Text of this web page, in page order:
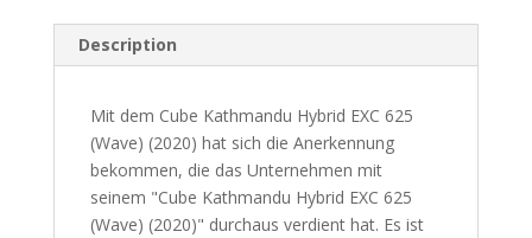
Description
Mit dem Cube Kathmandu Hybrid EXC 625
(Wave) (2020) hat sich die Anerkennung
bekommen, die das Unternehmen mit
seinem "Cube Kathmandu Hybrid EXC 625
(Wave) (2020)" durchaus verdient hat. Es ist